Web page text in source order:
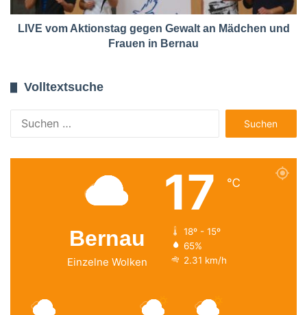
LIVE vom Aktionstag gegen Gewalt an Mädchen und
Frauen in Bernau
Volltextsuche
nach:
Bernau
Einzelne Wolken
17 ℃
18º - 15º
65%
2.31 km/h